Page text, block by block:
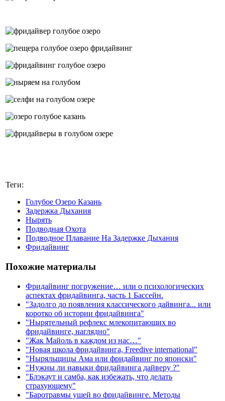
Теги:
Голубое Озеро Казань
Задержка Дыхания
Нырять
Подводная Охота
Подводное Плавание На Задержке Дыхания
Фридайвинг
Похожие материалы
Фридайвинг погружение… или о психологических
аспектах фридайвинга, часть 1 Бассейн.
"Задолго до появления классического дайвинга... или
коротко об истории фридайвинга"
"Нырятельный рефлекс млекопитающих во
фридайвинге, наглядно"
"Жак Майоль в каждом из нас…"
"Новая школа фридайвинга, Freedive international"
"Ныряльщицы Ама или фридайвинг по японски"
"Нужны ли навыки фридайвинга дайверу ?"
"Блэкаут и самба, как избежать, что делать
страхующему"
"Баротравмы ушей во фридайвинге. Методы